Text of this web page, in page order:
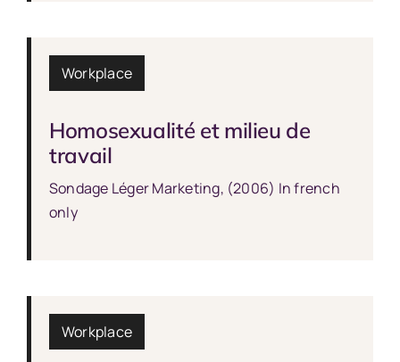
Workplace
Homosexualité et milieu de
travail
Sondage Léger Marketing, (2006) In french
only
Workplace